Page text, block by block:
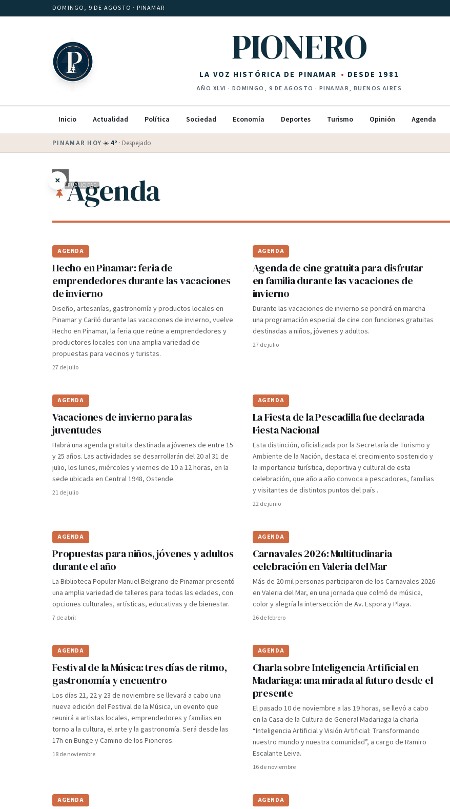
Saltar al contenidoDOMINGO, 9 DE AGOSTO · PINAMAR
PIONERO
LA VOZ HISTÓRICA DE PINAMAR DESDE 1981
AÑO XLVI · DOMINGO, 9 DE AGOSTO · PINAMAR, BUENOS AIRES
Inicio Actualidad Política Sociedad Economía Deportes Turismo Opinión Agenda
PINAMAR HOY·💵 Dólar blue$1525
× PUBLICIDAD
Agenda
AGENDA
Hecho en Pinamar: feria de
emprendedores durante las vacaciones
de invierno
Diseño, artesanías, gastronomía y productos locales en
Pinamar y Cariló durante las vacaciones de invierno, vuelve
Hecho en Pinamar, la feria que reúne a emprendedores y
productores locales con una amplia variedad de
propuestas para vecinos y turistas.
27 de julio
AGENDA
Agenda de cine gratuita para disfrutar
en familia durante las vacaciones de
invierno
Durante las vacaciones de invierno se pondrá en marcha
una programación especial de cine con funciones gratuitas
destinadas a niños, jóvenes y adultos.
27 de julio
AGENDA
Vacaciones de invierno para las
juventudes
Habrá una agenda gratuita destinada a jóvenes de entre 15
y 25 años. Las actividades se desarrollarán del 20 al 31 de
julio, los lunes, miércoles y viernes de 10 a 12 horas, en la
sede ubicada en Central 1948, Ostende.
21 de julio
AGENDA
La Fiesta de la Pescadilla fue declarada
Fiesta Nacional
Esta distinción, oficializada por la Secretaría de Turismo y
Ambiente de la Nación, destaca el crecimiento sostenido y
la importancia turística, deportiva y cultural de esta
celebración, que año a año convoca a pescadores, familias
y visitantes de distintos puntos del país .
22 de junio
AGENDA
Propuestas para niños, jóvenes y adultos
durante el año
La Biblioteca Popular Manuel Belgrano de Pinamar presentó
una amplia variedad de talleres para todas las edades, con
opciones culturales, artísticas, educativas y de bienestar.
7 de abril
AGENDA
Carnavales 2026: Multitudinaria
celebración en Valeria del Mar
Más de 20 mil personas participaron de los Carnavales 2026
en Valeria del Mar, en una jornada que colmó de música,
color y alegría la intersección de Av. Espora y Playa.
26 de febrero
AGENDA
Festival de la Música: tres días de ritmo,
gastronomía y encuentro
Los días 21, 22 y 23 de noviembre se llevará a cabo una
nueva edición del Festival de la Música, un evento que
reunirá a artistas locales, emprendedores y familias en
torno a la cultura, el arte y la gastronomía. Será desde las
17h en Bunge y Camino de los Pioneros.
18 de noviembre
AGENDA
Charla sobre Inteligencia Artificial en
Madariaga: una mirada al futuro desde el
presente
El pasado 10 de noviembre a las 19 horas, se llevó a cabo
en la Casa de la Cultura de General Madariaga la charla
“Inteligencia Artificial y Visión Artificial: Transformando
nuestro mundo y nuestra comunidad”, a cargo de Ramiro
Escalante Leiva.
16 de noviembre
AGENDA AGENDA